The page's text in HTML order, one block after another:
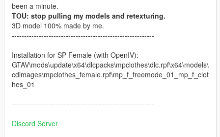
been a minute.
TOU: stop pulling my models and retexturing.
3D model 100% made by me.
----------------------------------------------------------
Installation for SP Female (with OpenIV):
GTAV\mods\update\x64\dlcpacks\mpclothes\dlc.rpf\x64\models\
cdimages\mpclothes_female.rpf\mp_f_freemode_01_mp_f_clot
hes_01
----------------------------------------------------------
Discord Server